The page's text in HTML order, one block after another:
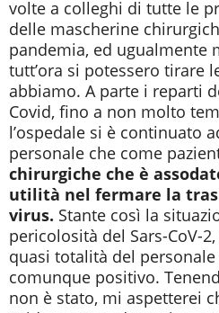
volte a colleghi di tutte le
delle mascherine
pandemia, ed ugualmente
tutt’ora si potessero tirare
abbiamo. A parte i reparti
Covid, fino a non molto
l’ospedale si è continuato
personale che come
chirurgiche che è
utilità nel fermare la
virus. Stante così la
pericolosità del Sars-CoV-
quasi totalità del
comunque positivo.
non è stato, mi aspetterei